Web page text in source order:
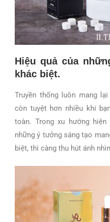
Hiệu quả của
khác biệt.
Truyền thống luôn mang
còn tuyệt hơn nhiều khi
toàn. Trong xu hướng
những ý tưởng sáng tạo
biệt, thì càng thu hút ánh